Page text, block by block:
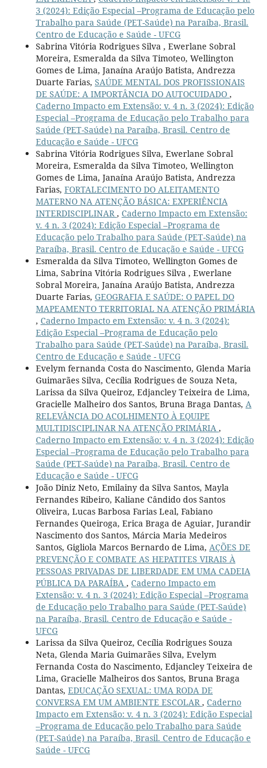
3 (2024): Edição Especial –Programa de Educação pelo
Trabalho para Saúde (PET-Saúde) na Paraíba, Brasil.
Centro de Educação e Saúde - UFCG
Sabrina Vitória Rodrigues Silva , Ewerlane Sobral
Moreira, Esmeralda da Silva Timoteo, Wellington
Gomes de Lima, Janaína Araújo Batista, Andrezza
Duarte Farias, SAÚDE MENTAL DOS PROFISSIONAIS
DE SAÚDE: A IMPORTÂNCIA DO AUTOCUIDADO ,
Caderno Impacto em Extensão: v. 4 n. 3 (2024): Edição
Especial –Programa de Educação pelo Trabalho para
Saúde (PET-Saúde) na Paraíba, Brasil. Centro de
Educação e Saúde - UFCG
Sabrina Vitória Rodrigues Silva, Ewerlane Sobral
Moreira, Esmeralda da Silva Timoteo, Wellington
Gomes de Lima, Janaína Araújo Batista, Andrezza
Farias, FORTALECIMENTO DO ALEITAMENTO
MATERNO NA ATENÇÃO BÁSICA: EXPERIÊNCIA
INTERDISCIPLINAR , Caderno Impacto em Extensão:
v. 4 n. 3 (2024): Edição Especial –Programa de
Educação pelo Trabalho para Saúde (PET-Saúde) na
Paraíba, Brasil. Centro de Educação e Saúde - UFCG
Esmeralda da Silva Timoteo, Wellington Gomes de
Lima, Sabrina Vitória Rodrigues Silva , Ewerlane
Sobral Moreira, Janaína Araújo Batista, Andrezza
Duarte Farias, GEOGRAFIA E SAÚDE: O PAPEL DO
MAPEAMENTO TERRITORIAL NA ATENÇÃO PRIMÁRIA
, Caderno Impacto em Extensão: v. 4 n. 3 (2024):
Edição Especial –Programa de Educação pelo
Trabalho para Saúde (PET-Saúde) na Paraíba, Brasil.
Centro de Educação e Saúde - UFCG
Evelym fernanda Costa do Nascimento, Glenda Maria
Guimarães Silva, Cecília Rodrigues de Souza Neta,
Larissa da Silva Queiroz, Edjancley Teixeira de Lima,
Gracielle Malheiro dos Santos, Bruna Braga Dantas, A
RELEVÂNCIA DO ACOLHIMENTO À EQUIPE
MULTIDISCIPLINAR NA ATENÇÃO PRIMÁRIA ,
Caderno Impacto em Extensão: v. 4 n. 3 (2024): Edição
Especial –Programa de Educação pelo Trabalho para
Saúde (PET-Saúde) na Paraíba, Brasil. Centro de
Educação e Saúde - UFCG
João Diniz Neto, Emilainy da Silva Santos, Mayla
Fernandes Ribeiro, Kaliane Cândido dos Santos
Oliveira, Lucas Barbosa Farias Leal, Fabiano
Fernandes Queiroga, Erica Braga de Aguiar, Jurandir
Nascimento dos Santos, Márcia Maria Medeiros
Santos, Gigliola Marcos Bernardo de Lima, AÇÕES DE
PREVENÇÃO E COMBATE AS HEPATITES VIRAIS À
PESSOAS PRIVADAS DE LIBERDADE EM UMA CADEIA
PÚBLICA DA PARAÍBA , Caderno Impacto em
Extensão: v. 4 n. 3 (2024): Edição Especial –Programa
de Educação pelo Trabalho para Saúde (PET-Saúde)
na Paraíba, Brasil. Centro de Educação e Saúde -
UFCG
Larissa da Silva Queiroz, Cecília Rodrigues Souza
Neta, Glenda Maria Guimarães Silva, Evelym
Fernanda Costa do Nascimento, Edjancley Teixeira de
Lima, Gracielle Malheiros dos Santos, Bruna Braga
Dantas, EDUCAÇÃO SEXUAL: UMA RODA DE
CONVERSA EM UM AMBIENTE ESCOLAR , Caderno
Impacto em Extensão: v. 4 n. 3 (2024): Edição Especial
–Programa de Educação pelo Trabalho para Saúde
(PET-Saúde) na Paraíba, Brasil. Centro de Educação e
Saúde - UFCG